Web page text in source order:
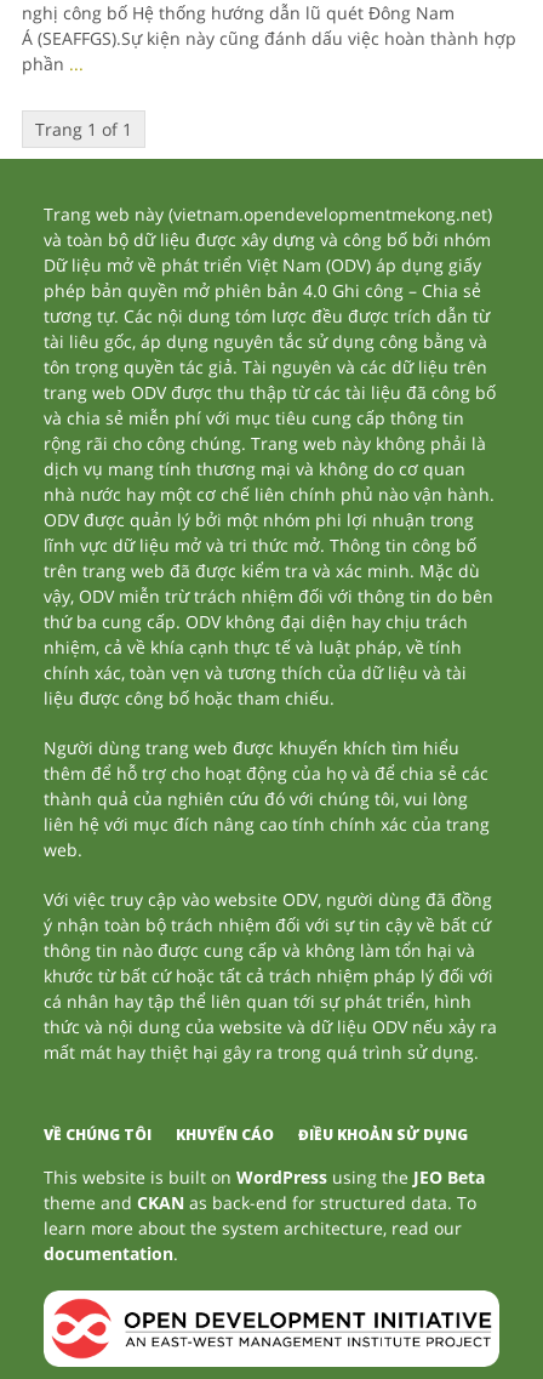
nghị công bố Hệ thống hướng dẫn lũ quét Đông Nam
Á (SEAFFGS).Sự kiện này cũng đánh dấu việc hoàn thành hợp
phần ...
Trang 1 of 1
Trang web này (vietnam.opendevelopmentmekong.net)
và toàn bộ dữ liệu được xây dựng và công bố bởi nhóm
Dữ liệu mở về phát triển Việt Nam (ODV) áp dụng giấy
phép bản quyền mở phiên bản 4.0 Ghi công – Chia sẻ
tương tự. Các nội dung tóm lược đều được trích dẫn từ
tài liêu gốc, áp dụng nguyên tắc sử dụng công bằng và
tôn trọng quyền tác giả. Tài nguyên và các dữ liệu trên
trang web ODV được thu thập từ các tài liệu đã công bố
và chia sẻ miễn phí với mục tiêu cung cấp thông tin
rộng rãi cho công chúng. Trang web này không phải là
dịch vụ mang tính thương mại và không do cơ quan
nhà nước hay một cơ chế liên chính phủ nào vận hành.
ODV được quản lý bởi một nhóm phi lợi nhuận trong
lĩnh vực dữ liệu mở và tri thức mở. Thông tin công bố
trên trang web đã được kiểm tra và xác minh. Mặc dù
vậy, ODV miễn trừ trách nhiệm đối với thông tin do bên
thứ ba cung cấp. ODV không đại diện hay chịu trách
nhiệm, cả về khía cạnh thực tế và luật pháp, về tính
chính xác, toàn vẹn và tương thích của dữ liệu và tài
liệu được công bố hoặc tham chiếu.
Người dùng trang web được khuyến khích tìm hiểu
thêm để hỗ trợ cho hoạt động của họ và để chia sẻ các
thành quả của nghiên cứu đó với chúng tôi, vui lòng
liên hệ với mục đích nâng cao tính chính xác của trang
web.
Với việc truy cập vào website ODV, người dùng đã đồng
ý nhận toàn bộ trách nhiệm đối với sự tin cậy về bất cứ
thông tin nào được cung cấp và không làm tổn hại và
khước từ bất cứ hoặc tất cả trách nhiệm pháp lý đối với
cá nhân hay tập thể liên quan tới sự phát triển, hình
thức và nội dung của website và dữ liệu ODV nếu xảy ra
mất mát hay thiệt hại gây ra trong quá trình sử dụng.
VỀ CHÚNG TÔI KHUYẾN CÁO ĐIỀU KHOẢN SỬ DỤNG
This website is built onWordPress using the JEO Beta
theme andCKAN as back-end for structured data. To
learn more about the system architecture, read our
documentation.